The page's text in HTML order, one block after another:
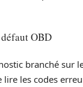
OBD
branché sur
lire les codes